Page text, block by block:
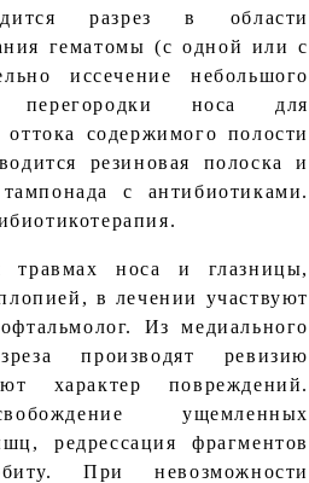
разрез в области
гематомы (с одной или с
иссечение небольшого
перегородки носа для
содержимого полости
резиновая полоска и
с антибиотиками.
травмах носа и глазницы,
в лечении участвуют
Из медиального
производят ревизию
характер повреждений.
ущемленных
редрессация фрагментов
При невозможности